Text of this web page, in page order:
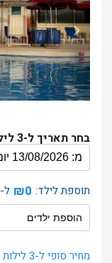
בחר תאריך ל-3 לילות
תוספת לילד: ₪0 ל-3 לילות
מחיר סופי ל-3 לילות